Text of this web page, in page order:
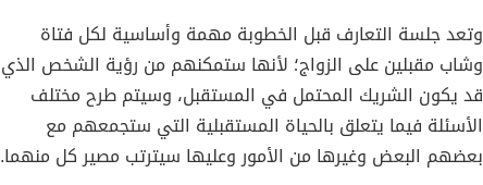
وتعد جلسة التعارف قبل الخطوبة مهمة وأساسية لكل فتاة
وشاب مقبلين على الزواج؛ لأنها ستمكنهم من رؤية الشخص الذي
قد يكون الشريك المحتمل في المستقبل، وسيتم طرح مختلف
الأسئلة فيما يتعلق بالحياة المستقبلية التي ستجمعهم مع
بعضهم البعض وغيرها من الأمور وعليها سيترتب مصير كل منهما.